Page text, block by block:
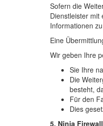
Sofern die
Dienstleister mit
Informationen
Eine
Wir geben Ihre
Sie Ihre
Die
besteht,
Für den
Dies
5. Ninja Firewall